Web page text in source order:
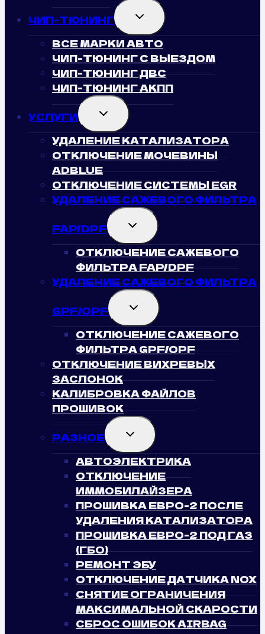
ЧИП-ТЮНИНГ TOGGLE
CHILD
MENU
ВСЕ МАРКИ АВТО
ЧИП-ТЮНИНГ С ВЫЕЗДОМ
ЧИП-ТЮНИНГ ДВС
ЧИП-ТЮНИНГ АКПП
УСЛУГИ TOGGLE
CHILD
MENU
УДАЛЕНИЕ КАТАЛИЗАТОРА
ОТКЛЮЧЕНИЕ МОЧЕВИНЫ
ADBLUE
ОТКЛЮЧЕНИЕ СИСТЕМЫ EGR
УДАЛЕНИЕ САЖЕВОГО ФИЛЬТРА
FAP/DPF TOGGLE
CHILD
MENU
ОТКЛЮЧЕНИЕ САЖЕВОГО
ФИЛЬТРА FAP/DPF
УДАЛЕНИЕ САЖЕВОГО ФИЛЬТРА
GPF/OPF TOGGLE
CHILD
MENU
ОТКЛЮЧЕНИЕ САЖЕВОГО
ФИЛЬТРА GPF/OPF
ОТКЛЮЧЕНИЕ ВИХРЕВЫХ
ЗАСЛОНОК
КАЛИБРОВКА ФАЙЛОВ
ПРОШИВОК
РАЗНОЕ TOGGLE
CHILD
MENU
АВТОЭЛЕКТРИКА
ОТКЛЮЧЕНИЕ
ИММОБИЛАЙЗЕРА
ПРОШИВКА ЕВРО-2 ПОСЛЕ
УДАЛЕНИЯ КАТАЛИЗАТОРА
ПРОШИВКА ЕВРО-2 ПОД ГАЗ
(ГБО)
РЕМОНТ ЭБУ
ОТКЛЮЧЕНИЕ ДАТЧИКА NOX
СНЯТИЕ ОГРАНИЧЕНИЯ
МАКСИМАЛЬНОЙ СКАРОСТИ
СБРОС ОШИБОК AIRBAG